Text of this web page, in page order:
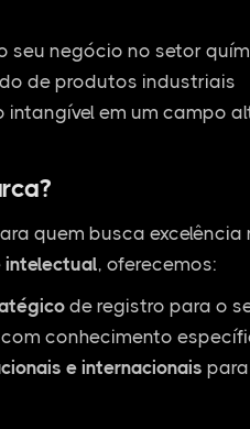
seu negócio no setor
de produtos industriais
intangível em um campo
quem busca
intelectual, oferecemos:
de registro para o
com conhecimento
e internacionais